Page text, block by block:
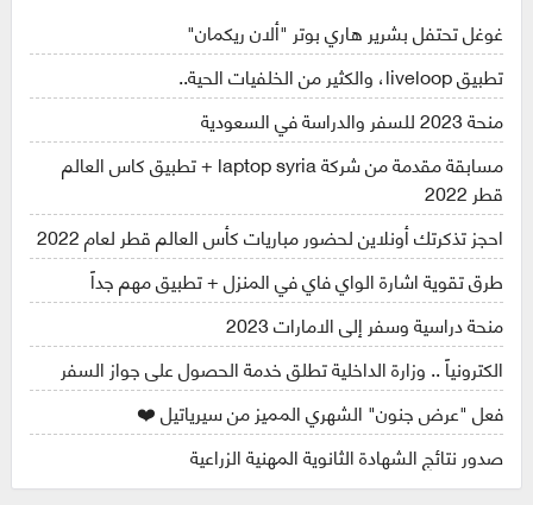
غوغل تحتفل بشرير هاري بوتر "ألان ريكمان"
تطبيق liveloop، والكثير من الخلفيات الحية..
منحة 2023 للسفر والدراسة في السعودية
مسابقة مقدمة من شركة laptop syria + تطبيق كاس العالم
قطر 2022
احجز تذكرتك أونلاين لحضور مباريات كأس العالم قطر لعام 2022
طرق تقوية اشارة الواي فاي في المنزل + تطبيق مهم جداً
منحة دراسية وسفر إلى الامارات 2023
الكترونياً .. وزارة الداخلية تطلق خدمة الحصول على جواز السفر
فعل "عرض جنون" الشهري المميز من سيرياتيل ❤️
صدور نتائج الشهادة الثانوية المهنية الزراعية